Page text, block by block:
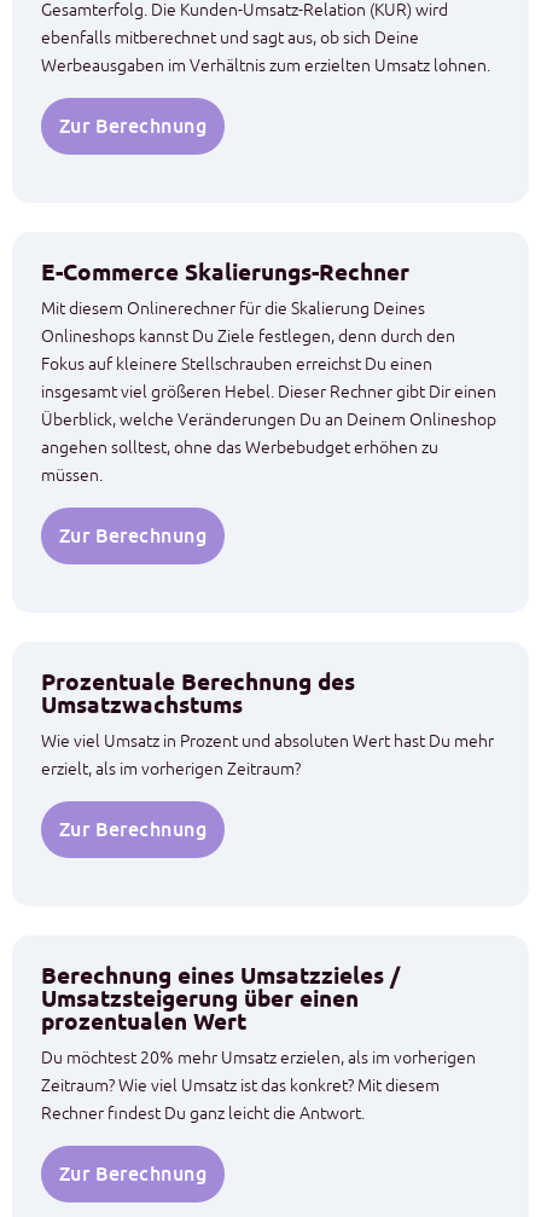
Gesamterfolg. Die Kunden-Umsatz-Relation (KUR) wird
ebenfalls mitberechnet und sagt aus, ob sich Deine
Werbeausgaben im Verhältnis zum erzielten Umsatz lohnen.
Zur Berechnung
E-Commerce Skalierungs-Rechner
Mit diesem Onlinerechner für die Skalierung Deines
Onlineshops kannst Du Ziele festlegen, denn durch den
Fokus auf kleinere Stellschrauben erreichst Du einen
insgesamt viel größeren Hebel. Dieser Rechner gibt Dir einen
Überblick, welche Veränderungen Du an Deinem Onlineshop
angehen solltest, ohne das Werbebudget erhöhen zu
müssen.
Zur Berechnung
Prozentuale Berechnung des
Umsatzwachstums
Wie viel Umsatz in Prozent und absoluten Wert hast Du mehr
erzielt, als im vorherigen Zeitraum?
Zur Berechnung
Berechnung eines Umsatzzieles /
Umsatzsteigerung über einen
prozentualen Wert
Du möchtest 20% mehr Umsatz erzielen, als im vorherigen
Zeitraum? Wie viel Umsatz ist das konkret? Mit diesem
Rechner findest Du ganz leicht die Antwort.
Zur Berechnung